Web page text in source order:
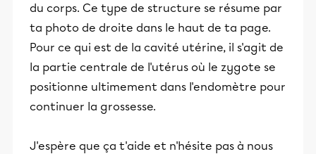
du corps. Ce type de structure se résume par
ta photo de droite dans le haut de ta page.
Pour ce qui est de la cavité utérine, il s'agit de
la partie centrale de l'utérus où le zygote se
positionne ultimement dans l'endomètre pour
continuer la grossesse.
J'espère que ça t'aide et n'hésite pas à nous